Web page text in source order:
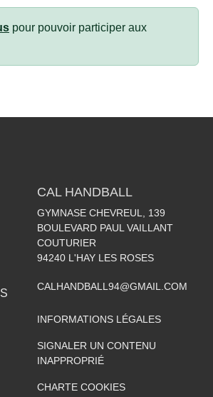
pour pouvoir participer aux
CAL HANDBALL
GYMNASE CHEVREUL, 139
BOULEVARD PAUL VAILLANT
COUTURIER
94240 L'HAY LES ROSES
CALHANDBALL94@GMAIL.COM
INFORMATIONS LÉGALES
SIGNALER UN CONTENU
INAPPROPRIÉ
CHARTE COOKIES